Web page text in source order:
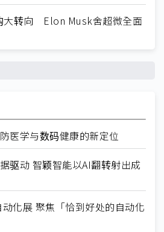
大转向 Elon Musk舍超微全面
医学与数码健康的新定位
驱动 智颖智能以AI翻转射出成
化展 聚焦「恰到好处的自动化